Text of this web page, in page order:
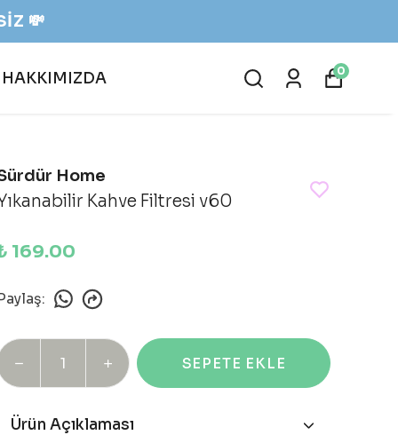
HAKKIMIZDA 0
Home
Kahve Filtresi v60
169.00
:
SEPETE EKLE
Ürün Açıklaması